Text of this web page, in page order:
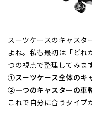
スーツケースのキャスタ
よね。私も最初は「どれ
つの視点で整理してみます
①スーツケース全体のキ
②一つのキャスターの車
これで自分に合うタイプ